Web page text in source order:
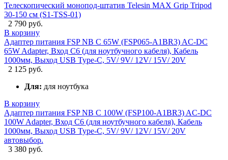
Телескопический монопод-штатив Telesin MAX Grip Tripod
30-150 см (S1-TSS-01)
2 790 руб.
В корзину
Адаптер питания FSP NB C 65W (FSP065-A1BR3) AC-DC
65W Adapter, Вход C6 (для ноутбучного кабеля), Кабель
1000мм, Выход USB Type-C, 5V/ 9V/ 12V/ 15V/ 20V
2 125 руб.
Для: для ноутбука
В корзину
Адаптер питания FSP NB C 100W (FSP100-A1BR3) AC-DC
100W Adapter, Вход C6 (для ноутбучного кабеля), Кабель
1000мм, Выход USB Type-C, 5V/ 9V/ 12V/ 15V/ 20V
автовыбор.
3 380 руб.